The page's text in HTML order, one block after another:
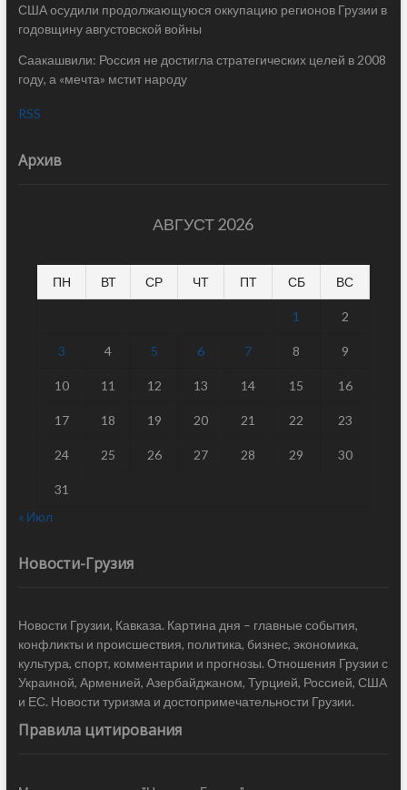
США осудили продолжающуюся оккупацию регионов Грузии в
годовщину августовской войны
Саакашвили: Россия не достигла стратегических целей в 2008
году, а «мечта» мстит народу
RSS
Архив
АВГУСТ 2026
ПН ВТ СР ЧТ ПТ СБ ВС
1 2
3 4 5 6 7 8 9
10 11 12 13 14 15 16
17 18 19 20 21 22 23
24 25 26 27 28 29 30
31
« Июл
Новости-Грузия
Новости Грузии, Кавказа. Картина дня – главные события,
конфликты и происшествия, политика, бизнес, экономика,
культура, спорт, комментарии и прогнозы. Отношения Грузии с
Украиной, Арменией, Азербайджаном, Турцией, Россией, США
и ЕС. Новости туризма и достопримечательности Грузии.
Правила цитирования